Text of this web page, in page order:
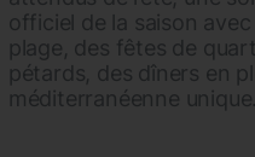
officiel de la saison
plage, des fêtes de
pétards, des dîners en
méditerranéenne unique.